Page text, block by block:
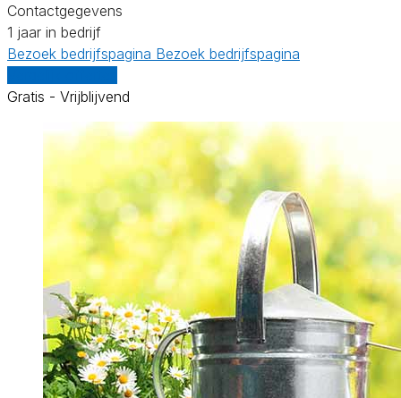
Contactgegevens
1 jaar in bedrijf
Bezoek bedrijfspagina Bezoek bedrijfspagina
Gratis - Vrijblijvend